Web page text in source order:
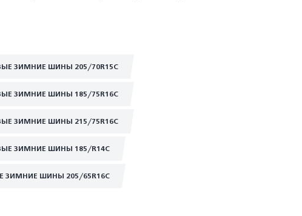
ЗИМНИЕ ШИНЫ 205/70R15C
ЗИМНИЕ ШИНЫ 185/75R16C
ЗИМНИЕ ШИНЫ 215/75R16C
ЗИМНИЕ ШИНЫ 185/R14C
ЗИМНИЕ ШИНЫ 205/65R16C